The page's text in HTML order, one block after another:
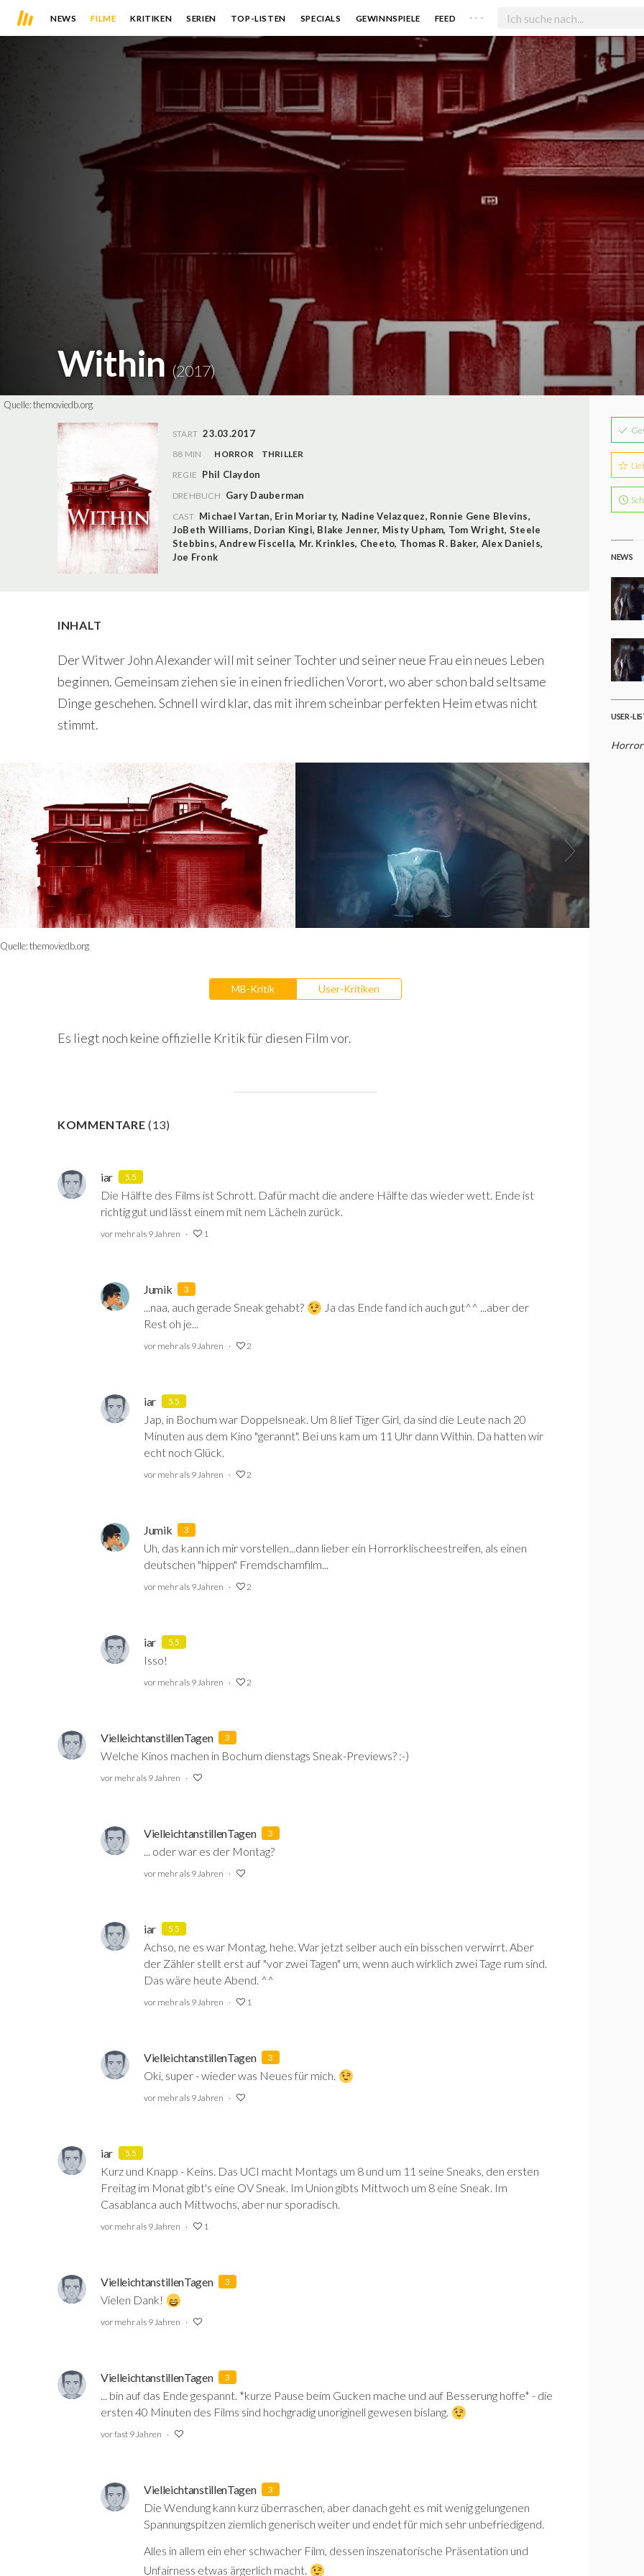
NEWS FILME KRITIKEN SERIEN TOP-LISTEN SPECIALS GEWINNSPIELE FEED . . .
Within (2017)
Quelle:themoviedb.org
START 23.03.2017
88 MIN HORROR
THRILLER
REGIE Phil Claydon
DREHBUCH Gary Dauberman
CAST Michael Vartan, Erin Moriarty, Nadine Velazquez, Ronnie Gene Blevins,
JoBeth Williams, Dorian Kingi, Blake Jenner, Misty Upham, Tom Wright, Steele
Stebbins,Andrew Fiscella, Mr. Krinkles, Cheeto, Thomas R. Baker, Alex Daniels,
Joe Fronk
INHALT
Der Witwer John Alexander will mit seiner Tochter und seiner neue Frau ein neues Leben
beginnen. Gemeinsam ziehen sie in einen friedlichen Vorort, wo aber schon bald seltsame
Dinge geschehen. Schnell wird klar, das mit ihrem scheinbar perfekten Heim etwas nicht
stimmt.
Quelle:themoviedb.org
MB-Kritik User-Kritiken
Es liegt noch keine offizielle Kritik für diesen Film vor.
KOMMENTARE(13)
iar 5.5
Die Hälfte des Films ist Schrott. Dafür macht die andere Hälfte das wieder wett. Ende ist
richtig gut und lässt einem mit nem Lächeln zurück.
vor mehr als 9 Jahren 1
Jumik 3
...naa, auch gerade Sneak gehabt?
Ja das Ende fand ich auch gut^^ ...aber der
Rest oh je...
vor mehr als 9 Jahren 2
iar 5.5
Jap, in Bochum war Doppelsneak. Um 8 lief Tiger Girl, da sind die Leute nach 20
Minuten aus dem Kino "gerannt". Bei uns kam um 11 Uhr dann Within. Da hatten wir
echt noch Glück.
vor mehr als 9 Jahren 2
Jumik 3
Uh, das kann ich mir vorstellen...dann lieber ein Horrorklischeestreifen, als einen
deutschen "hippen" Fremdschamfilm...
vor mehr als 9 Jahren 2
iar 5.5
Isso!
vor mehr als 9 Jahren 2
VielleichtanstillenTagen 3
Welche Kinos machen in Bochum dienstags Sneak-Previews? :-)
vor mehr als 9 Jahren
VielleichtanstillenTagen 3
... oder war es der Montag?
vor mehr als 9 Jahren
iar 5.5
Achso, ne es war Montag, hehe. War jetzt selber auch ein bisschen verwirrt. Aber
der Zähler stellt erst auf "vor zwei Tagen" um, wenn auch wirklich zwei Tage rum sind.
Das wäre heute Abend. ^^
vor mehr als 9 Jahren 1
VielleichtanstillenTagen 3
Oki, super - wieder was Neues für mich.
vor mehr als 9 Jahren
iar 5.5
Kurz und Knapp - Keins. Das UCI macht Montags um 8 und um 11 seine Sneaks, den ersten
Freitag im Monat gibt's eine OV Sneak. Im Union gibts Mittwoch um 8 eine Sneak. Im
Casablanca auch Mittwochs, aber nur sporadisch.
vor mehr als 9 Jahren 1
VielleichtanstillenTagen 3
Vielen Dank!
vor mehr als 9 Jahren
VielleichtanstillenTagen 3
... bin auf das Ende gespannt. *kurze Pause beim Gucken mache und auf Besserung hoffe* - die
ersten 40 Minuten des Films sind hochgradig unoriginell gewesen bislang.
vor fast 9 Jahren
VielleichtanstillenTagen 3
Die Wendung kann kurz überraschen, aber danach geht es mit wenig gelungenen
Spannungspitzen ziemlich generisch weiter und endet für mich sehr unbefriedigend.
Alles in allem ein eher schwacher Film, dessen inszenatorische Präsentation und
Unfairness etwas ärgerlich macht.
NEWS
USER-
Horror